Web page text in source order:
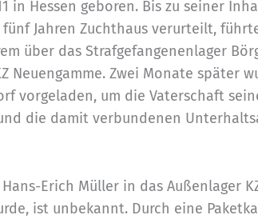
in Hessen geboren. Bis zu seiner
Jahren Zuchthaus verurteilt,
über das Strafgefangenenlager
Neuengamme. Zwei Monate später
vorgeladen, um die Vaterschaft
die damit verbundenen
Erich Müller in das Außenlager
ist unbekannt. Durch eine